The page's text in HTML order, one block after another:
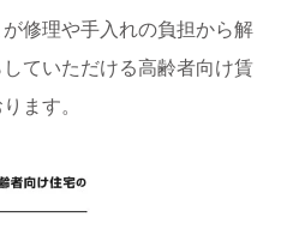
修理や手入れの負担から解
ていただける高齢者向け賃
ます。